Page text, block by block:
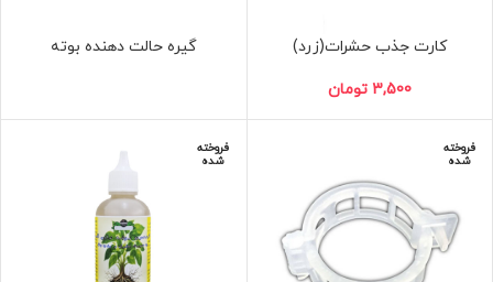
کارت جذب حشرات(زرد)
3,500 تومان
گیره حالت دهنده بوته
فروخته
شده
فروخته
شده